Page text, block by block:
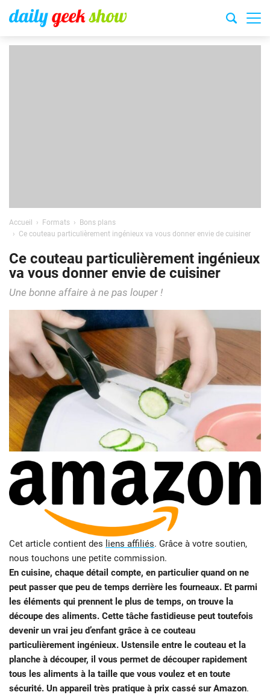
Accueil Formats
Bons plans
Ce couteau particulièrement ingénieux va vous donner envie de cuisiner
Ce couteau particulièrement ingénieux
va vous donner envie de cuisiner
Une bonne affaire à ne pas louper !
Cet article contient des liens affiliés. Grâce à votre soutien,
nous touchons une petite commission.
En cuisine, chaque détail compte, en particulier quand on ne
peut passer que peu de temps derrière les fourneaux. Et parmi
les éléments qui prennent le plus de temps, on trouve la
découpe des aliments. Cette tâche fastidieuse peut toutefois
devenir un vrai jeu d’enfant grâce à ce couteau
particulièrement ingénieux. Ustensile entre le couteau et la
planche à découper, il vous permet de découper rapidement
tous les aliments à la taille que vous voulez et en toute
sécurité. Un appareil très pratique à prix cassé sur Amazon.